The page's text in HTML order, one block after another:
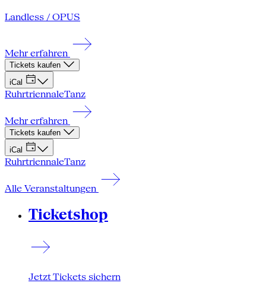
Landless / OPUS
Mehr erfahren
Tickets kaufen
iCal
RuhrtriennaleTanz
Mehr erfahren
Tickets kaufen
iCal
RuhrtriennaleTanz
Alle Veranstaltungen
Ticketshop
Jetzt Tickets sichern